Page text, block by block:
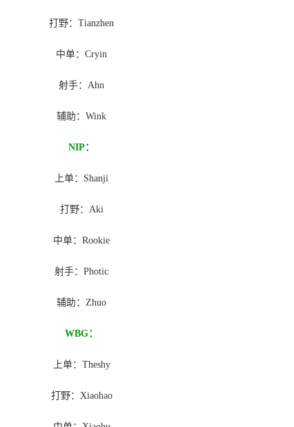
打野：Tianzhen
中单：Cryin
射手：Ahn
辅助：Wink
NIP：
上单：Shanji
打野：Aki
中单：Rookie
射手：Photic
辅助：Zhuo
WBG：
上单：Theshy
打野：Xiaohao